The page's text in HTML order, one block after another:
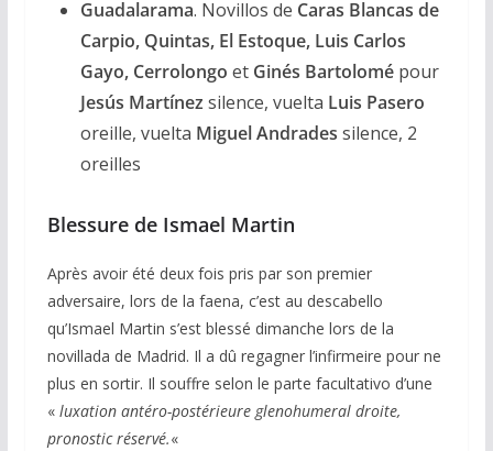
Guadalarama. Novillos de Caras Blancas de
Carpio, Quintas, El Estoque, Luis Carlos
Gayo, Cerrolongo et Ginés Bartolomé pour
Jesús Martínez silence, vuelta Luis Pasero
oreille, vuelta Miguel Andrades silence, 2
oreilles
Blessure de Ismael Martin
Après avoir été deux fois pris par son premier
adversaire, lors de la faena, c’est au descabello
qu’Ismael Martin s’est blessé dimanche lors de la
novillada de Madrid. Il a dû regagner l’infirmeire pour ne
plus en sortir. Il souffre selon le parte facultativo d’une
« luxation antéro-postérieure glenohumeral droite,
pronostic réservé.«